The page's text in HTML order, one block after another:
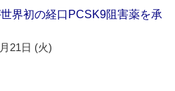
界初の経口PCSK9阻害薬を承
21日 (火)